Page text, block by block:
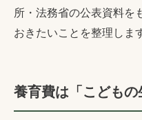
所・法務省の公表資料を
おきたいことを整理しま
養育費は「こどもの